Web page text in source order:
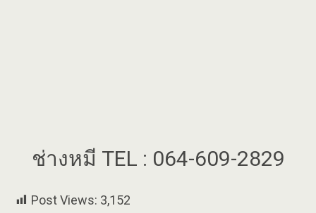
ช่างหมี TEL : 064-609-2829
Post Views: 3,152